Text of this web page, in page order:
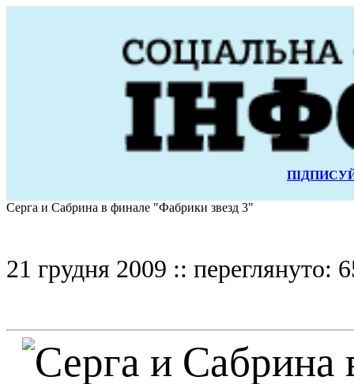
Серга и Сабрина в финале "Фабрики звезд 3"
21 грудня 2009 :: переглянуто: